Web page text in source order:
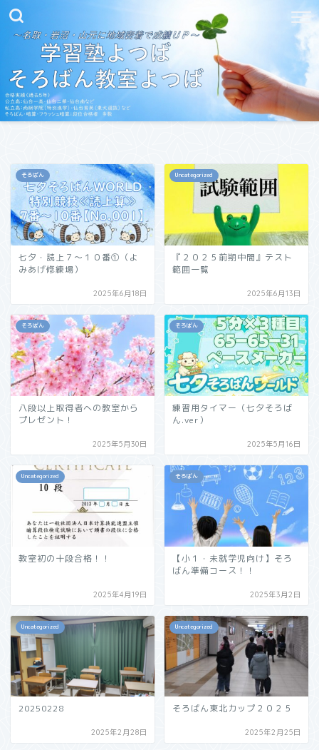
そろばん
七夕・読上７～１０番➀（よ
みあげ修練場）
2025年6月18日
Uncategorized
『２０２５前期中間』テスト
範囲一覧
2025年6月13日
そろばん
八段以上取得者への教室から
プレゼント！
2025年5月30日
そろばん
練習用タイマー（七夕そろば
ん.ver）
2025年5月16日
Uncategorized
教室初の十段合格！！
2025年4月19日
そろばん
【小１・未就学児向け】そろ
ばん準備コース！！
2025年3月2日
Uncategorized
20250228
2025年2月28日
Uncategorized
そろばん東北カップ２０２５
2025年2月25日